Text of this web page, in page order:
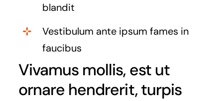
blandit
Vestibulum ante ipsum fames in
faucibus
Vivamus mollis, est ut
ornare hendrerit, turpis